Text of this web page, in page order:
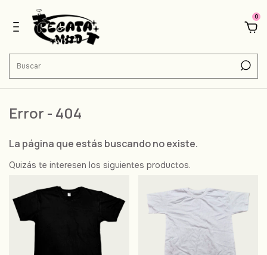
0
Error - 404
La página que estás buscando no existe.
Quizás te interesen los siguientes productos.